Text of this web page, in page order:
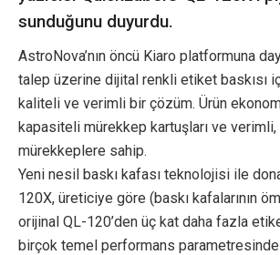
sunduğunu duyurdu.
AstroNova’nın öncü Kiaro platformuna
talep üzerine dijital renkli etiket baskısı
kaliteli ve verimli bir çözüm. Ürün
kapasiteli mürekkep kartuşları ve verimli,
mürekkeplere sahip.
Yeni nesil baskı kafası teknolojisi ile
120X, üreticiye göre (baskı kafalarının
orijinal QL-120’den üç kat daha fazla
birçok temel performans